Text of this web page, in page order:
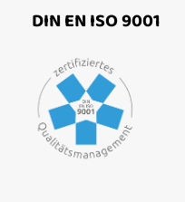
DIN EN ISO 9001